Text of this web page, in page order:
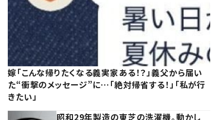
嫁「こんな帰りたくなる義実家ある！？」義父から届い
た“衝撃のメッセージ”に…「絶対帰省する！」「私が行
きたい」
昭和29年製造の東芝の洗濯機。動かし